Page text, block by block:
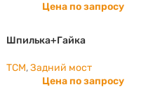
Цена по запросу
Шпилька+Гайка
TCM,Задний мост
Цена по запросу